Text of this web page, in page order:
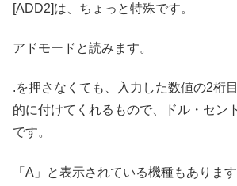
[ADD2]は、ちょっと特殊です。
アドモードと読みます。
.を押さなくても、入力した数値の2桁
的に付けてくれるもので、ドル・セン
です。
「A」と表示されている機種もあります